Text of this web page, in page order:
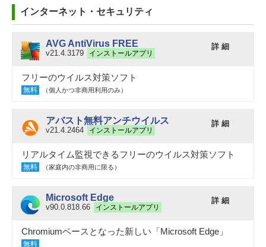
インターネット・セキュリティ
AVG AntiVirus FREE
v21.4.3179 インストールアプリ
詳 細
フリーのウイルス対策ソフト
無料 （個人かつ非商用利用のみ）
アバスト無料アンチウイルス
v21.4.2464 インストールアプリ
詳 細
リアルタイム監視できるフリーのウイルス対策ソフト
無料 （家庭内の非商用に限る）
Microsoft Edge
v90.0.818.66 インストールアプリ
詳 細
Chromiumベースとなった新しい「Microsoft Edge」
無料